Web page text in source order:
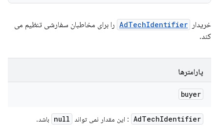
خریدار AdTechIdentifier را برای مخاطبان سفارشی تنظیم می
کند.
پارامترها
buyer
AdTechIdentifier : این مقدار نمی تواند null باشد.